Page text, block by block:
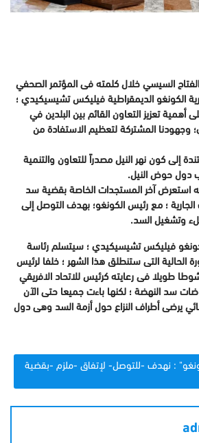
السيسي خلال كلمته فى المؤتمر الصحفي
الكونغو الديمقراطية فيليكس تشيسيكيدي ؛
أهمية تعزيز التعاون القائم بين البلدين في
وجهودنا المشتركة لتعظيم الاستفادة من
إلى كون نهر النيل مصدراً للتعاون والتنمية
دول حوض النيل.
استعرض آخر المستجدات الخاصة بقضية سد
؛ مع رئيس الكونغو؛ بهدف التوصل إلى
وتشغيل السد.
فيليكس تشيسيكيدي ؛ سيتسلم رئاسة
الحالية التى ستنطلق هذا الشهر ؛ خلفا لرئيس
طويلا فى رعايته كرئيس للاتحاد الافريقي
سد النهضة ؛ لكنها باءت جميعا حتى الآن
يرضى أطراف النزاع حول أزمة السد وهى دول
: نهدف -للتوصل- لإتفاق -ملزم -بقضية